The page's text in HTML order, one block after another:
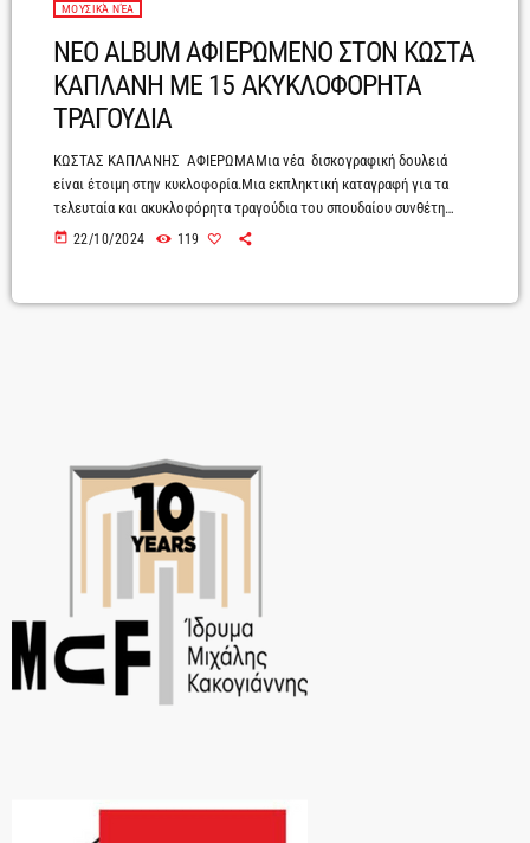
ΜΟΥΣΙΚΆ ΝΈΑ
ΝΕΟ ALBUM ΑΦΙΕΡΩΜΕΝΟ ΣΤΟΝ ΚΩΣΤΑ
ΚΑΠΛΑΝΗ ΜΕ 15 ΑΚΥΚΛΟΦΟΡΗΤΑ
ΤΡΑΓΟΥΔΙΑ
ΚΩΣΤΑΣ ΚΑΠΛΑΝΗΣ ΑΦΙΕΡΩΜΑΜια νέα δισκογραφική δουλειά
είναι έτοιμη στην κυκλοφορία.Μια εκπληκτική καταγραφή για τα
τελευταία και ακυκλοφόρητα τραγούδια του σπουδαίου συνθέτη
Κώστα Καπλάνη ο οποίος υπήρξε και από τους τελευταίους
του.Ο συνθέτης του ‘’ ΜΙΝΟΡΕ ΤΗΣ ΑΥΓΗΣ΄’ έρχεται με 15
today 22/10/2024 119